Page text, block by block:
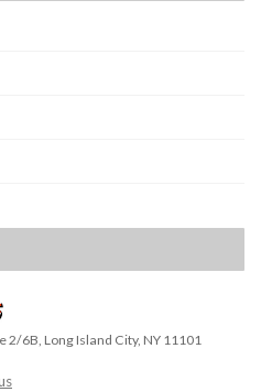
2/6B, Long Island City, NY 11101